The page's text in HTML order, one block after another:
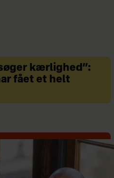
kærlighed”:
fået et helt